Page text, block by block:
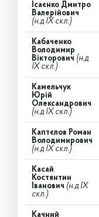
Ісаєнко Дмитро
Валерійович
(н.д IX скл.)
Кабаченко
Володимир
Вікторович (н.д
IX скл.)
Камельчук
Юрій
Олександрович
(н.д IX скл.)
Каптєлов Роман
Володимирович
(н.д IX скл.)
Касай
Костянтин
Іванович (н.д IX
скл.)
Качний